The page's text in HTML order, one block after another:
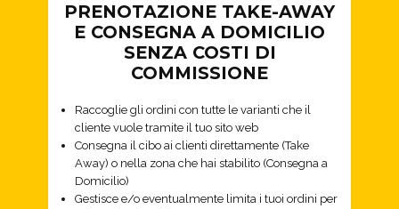
PRENOTAZIONE TAKE-AWAY
E CONSEGNA A DOMICILIO
SENZA COSTI DI
COMMISSIONE
Raccoglie gli ordini con tutte le varianti che il
cliente vuole tramite il tuo sito web
Consegna il cibo ai clienti direttamente (Take
Away) o nella zona che hai stabilito (Consegna a
Domicilio)
Gestisce e/o eventualmente limita i tuoi ordini per